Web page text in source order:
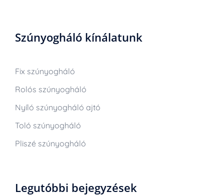
Szúnyogháló kínálatunk
Fix szúnyogháló
Rolós szúnyogháló
Nyíló szúnyogháló ajtó
Toló szúnyogháló
Pliszé szúnyogháló
Legutóbbi bejegyzések